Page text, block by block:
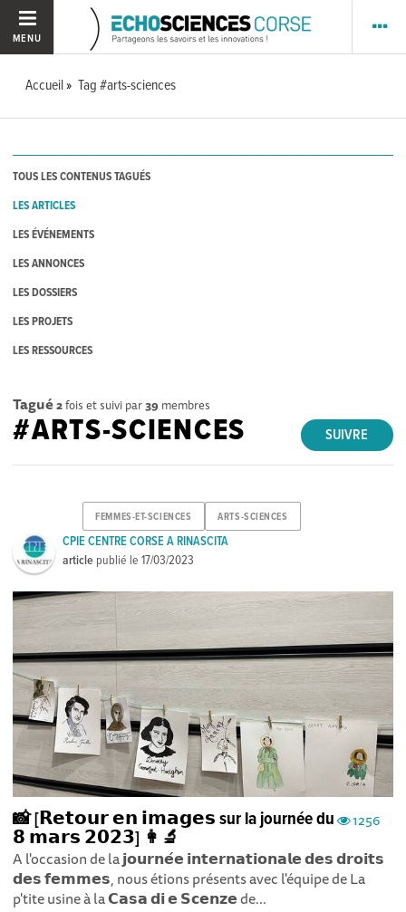
MENU
Accueil Tag #arts-sciences
TOUS LES CONTENUS TAGUÉS
LES ARTICLES
LES ÉVÉNEMENTS
LES ANNONCES
LES DOSSIERS
LES PROJETS
LES RESSOURCES
Tagué 2fois et suivi par39 membres
SUIVRE
#ARTS-SCIENCES
FEMMES-ET-SCIENCES ARTS-SCIENCES
CPIE CENTRE CORSE A RINASCITA
article publié le17/03/2023
1256
📸 [𝗥𝗲𝘁𝗼𝘂𝗿 𝗲𝗻 𝗶𝗺𝗮𝗴𝗲𝘀 sur la journée du
𝟴 𝗺𝗮𝗿𝘀 𝟮𝟬𝟮𝟯] 👩‍🔬
A l'occasion de la 𝗷𝗼𝘂𝗿𝗻𝗲́𝗲 𝗶𝗻𝘁𝗲𝗿𝗻𝗮𝘁𝗶𝗼𝗻𝗮𝗹𝗲 𝗱𝗲𝘀 𝗱𝗿𝗼𝗶𝘁𝘀
𝗱𝗲𝘀 𝗳𝗲𝗺𝗺𝗲𝘀, nous étions présents avec l'équipe de La
p'tite usine à la 𝗖𝗮𝘀𝗮 𝗱𝗶 𝗲 𝗦𝗰𝗲𝗻𝘇𝗲 de...